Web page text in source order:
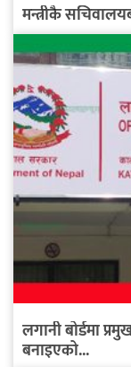
मन्त्रीकै
लगानी बोर्डमा
बनाइएको...